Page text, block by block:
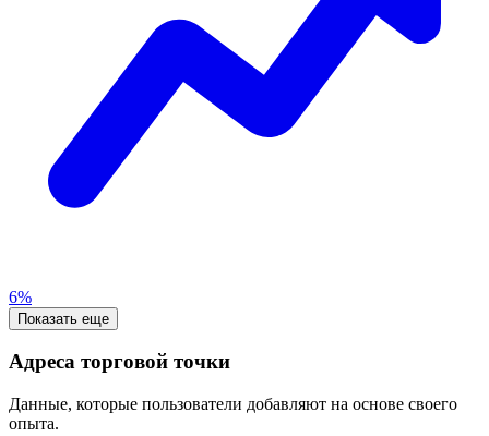
6%
Показать еще
Адреса торговой точки
Данные, которые пользователи добавляют на основе своего
опыта.